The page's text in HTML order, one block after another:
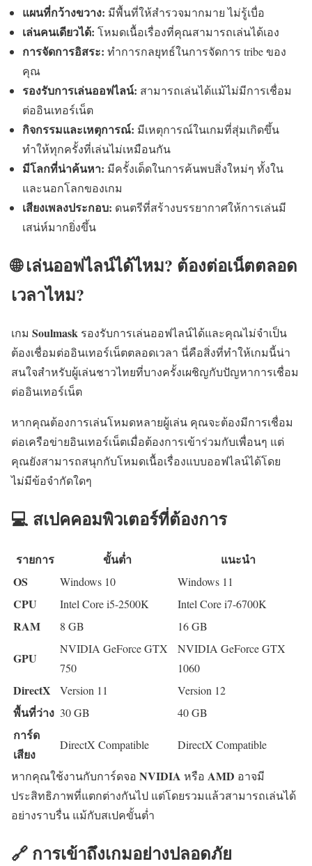
แผนที่กว้างขวาง: มีพื้นที่ให้สำรวจมากมาย ไม่รู้เบื่อ
เล่นคนเดียวได้: โหมดเนื้อเรื่องที่คุณสามารถเล่นได้เอง
การจัดการอิสระ: ทำการกลยุทธ์ในการจัดการ tribe ของ
คุณ
รองรับการเล่นออฟไลน์: สามารถเล่นได้แม้ไม่มีการเชื่อม
ต่ออินเทอร์เน็ต
กิจกรรมและเหตุการณ์: มีเหตุการณ์ในเกมที่สุ่มเกิดขึ้น
ทำให้ทุกครั้งที่เล่นไม่เหมือนกัน
มีโลกที่น่าค้นหา: มีครั้งเด็ดในการค้นพบสิ่งใหม่ๆ ทั้งใน
และนอกโลกของเกม
เสียงเพลงประกอบ: ดนตรีที่สร้างบรรยากาศให้การเล่นมี
เสน่ห์มากยิ่งขึ้น
🌐 เล่นออฟไลน์ได้ไหม? ต้องต่อเน็ตตลอด
เวลาไหม?
เกม Soulmask รองรับการเล่นออฟไลน์ได้และคุณไม่จำเป็น
ต้องเชื่อมต่ออินเทอร์เน็ตตลอดเวลา นี่คือสิ่งที่ทำให้เกมนี้น่า
สนใจสำหรับผู้เล่นชาวไทยที่บางครั้งเผชิญกับปัญหาการเชื่อม
ต่ออินเทอร์เน็ต
หากคุณต้องการเล่นโหมดหลายผู้เล่น คุณจะต้องมีการเชื่อม
ต่อเครือข่ายอินเทอร์เน็ตเมื่อต้องการเข้าร่วมกับเพื่อนๆ แต่
คุณยังสามารถสนุกกับโหมดเนื้อเรื่องแบบออฟไลน์ได้โดย
ไม่มีข้อจำกัดใดๆ
💻 สเปคคอมพิวเตอร์ที่ต้องการ
รายการ ขั้นต่ำ
แนะนำ
OS
Windows 10 Windows 11
CPU Intel Core i5-2500K Intel Core i7-6700K
RAM 8 GB 16 GB
GPU
NVIDIA GeForce GTX
750
NVIDIA GeForce GTX
1060
DirectX Version 11 Version 12
พื้นที่ว่าง 30 GB 40 GB
การ์ด
เสียง
DirectX Compatible DirectX Compatible
หากคุณใช้งานกับการ์ดจอ NVIDIA หรือ AMD อาจมี
ประสิทธิภาพที่แตกต่างกันไป แต่โดยรวมแล้วสามารถเล่นได้
อย่างราบรื่น แม้กับสเปคขั้นต่ำ
🔗 การเข้าถึงเกมอย่างปลอดภัย